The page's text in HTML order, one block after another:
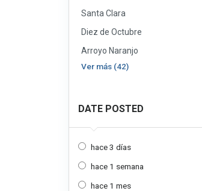
Santa Clara
Diez de Octubre
Arroyo Naranjo
Ver más (42)
DATE POSTED
hace 3 días
hace 1 semana
hace 1 mes